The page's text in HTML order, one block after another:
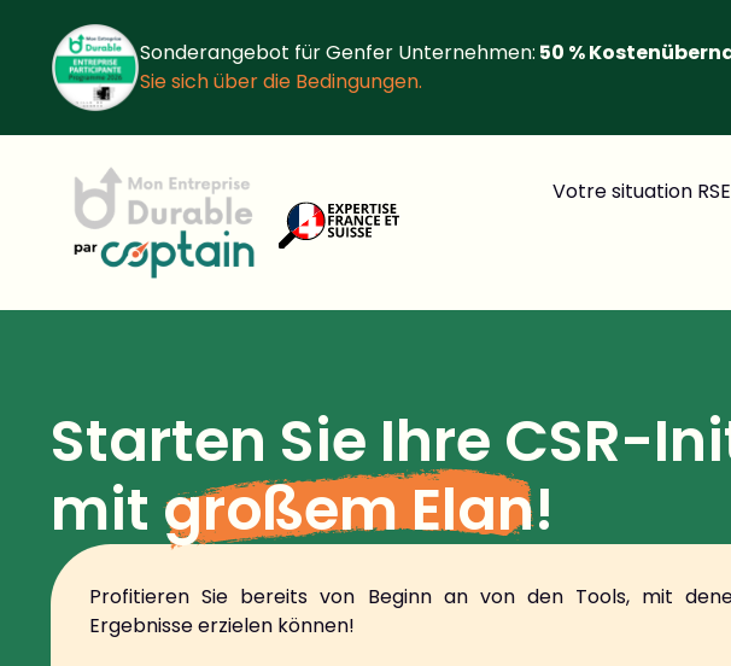
Sonderangebot für Genfer Unternehmen: 50 %
Sie sich über die Bedingungen.
Votre situation RSE
Starten Sie Ihre CSR-
mitgroßem Elan!
Profitieren Sie bereits von Beginn an von den Tools, mit
Ergebnisse erzielen können!